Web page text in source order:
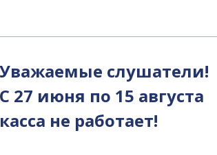
Уважаемые слушатели!
С 27 июня по 15 августа
касса не работает!